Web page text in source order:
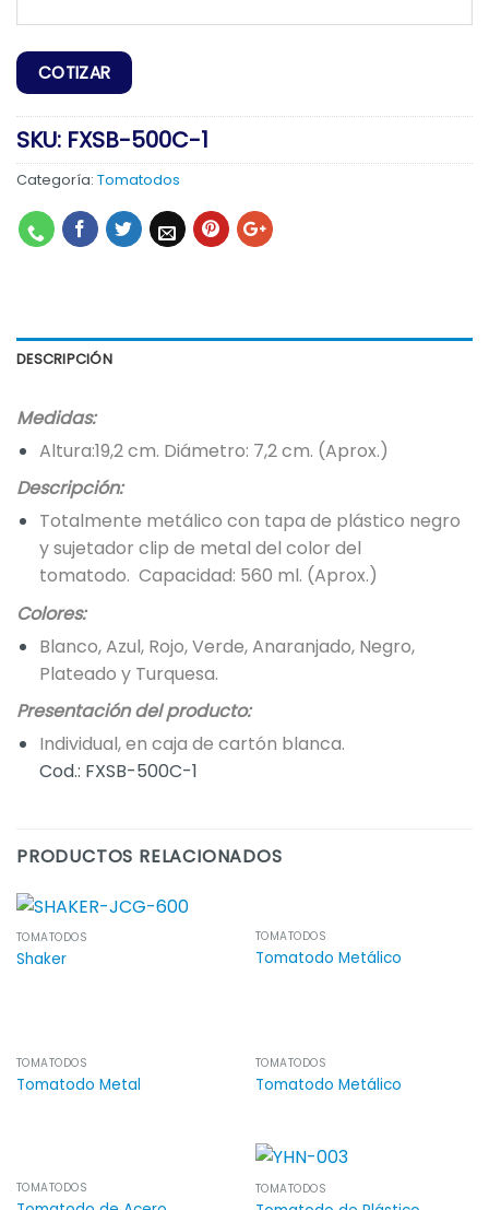
SKU: FXSB-500C-1
Categoría: Tomatodos
DESCRIPCIÓN
Medidas:
Altura:19,2 cm. Diámetro: 7,2 cm. (Aprox.)
Descripción:
Totalmente metálico con tapa de plástico negro
y sujetador clip de metal del color del
tomatodo. Capacidad: 560 ml. (Aprox.)
Colores:
Blanco, Azul, Rojo, Verde, Anaranjado, Negro,
Plateado y Turquesa.
Presentación del producto:
Individual, en caja de cartón blanca.
Cod.: FXSB-500C-1
PRODUCTOS RELACIONADOS
TOMATODOS
Shaker
TOMATODOS
Tomatodo Metálico
TOMATODOS
Tomatodo Metal
TOMATODOS
Tomatodo Metálico
TOMATODOS TOMATODOS